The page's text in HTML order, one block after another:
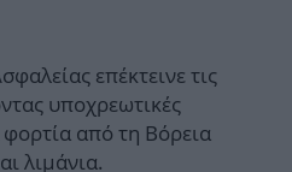
επέκτεινε τις
υποχρεωτικές
από τη Βόρεια
λιμάνια.